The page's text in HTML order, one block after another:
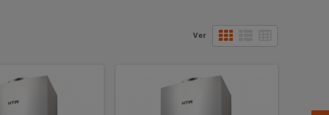
Cortina de Aire HTW SA2 de 1,20 Mtrs.
Ver